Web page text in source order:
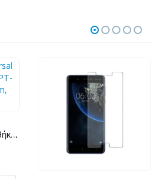
POWERTECH universal θήκη κινητού με ring PT-530, έως 7.5 x 14.5cm, μαύρη